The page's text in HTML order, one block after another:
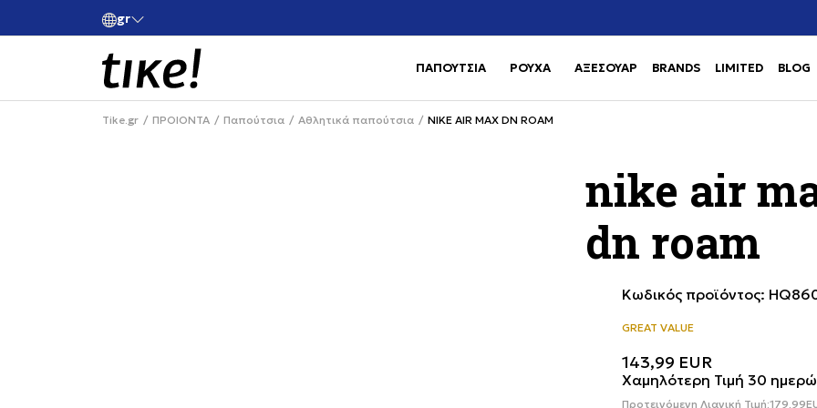
gr
Κάνε εγγραφή και κέρδισε -10% στην πρώτη σου αγορά
ΠΑΠΟΥΤΣΙΑ Use shift+Enter to open or close
ΡΟΥΧΑ Use shift+Enter to open or close
ΑΞΕΣΟΥΑΡ BRANDS LIMITED BLOG
Tike.gr ΠΡΟΙΟΝΤΑ Παπούτσια Αθλητικά παπούτσια NIKE AIR MAX DN ROAM
nike air
dn roam
Κωδικός προϊόντος:
GREAT VALUE
143,99 EUR
Χαμηλότερη Τιμή 30
Προτεινόμενη Λιανική Τιμή:179,99